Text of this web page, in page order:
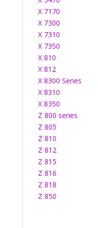
X 7170
X 7300
X 7310
X 7350
X 810
X 812
X 8300 Series
X 8310
X 8350
Z 800 series
Z 805
Z 810
Z 812
Z 815
Z 816
Z 818
Z 850